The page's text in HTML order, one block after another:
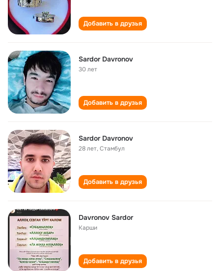
Добавить в друзья
Sardor Davronov
30 лет
Добавить в друзья
Sardor Davronov
28 лет,Стамбул
Добавить в друзья
Davronov Sardor
Карши
Добавить в друзья